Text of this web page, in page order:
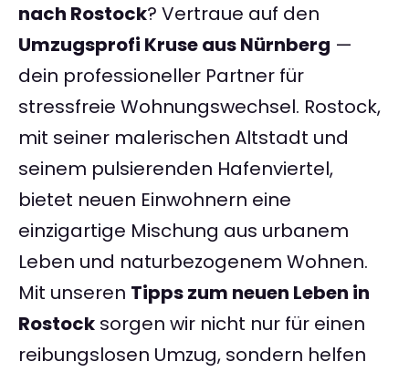
nach Rostock? Vertraue auf den
Umzugsprofi Kruse aus Nürnberg —
dein professioneller Partner für
stressfreie Wohnungswechsel. Rostock,
mit seiner malerischen Altstadt und
seinem pulsierenden Hafenviertel,
bietet neuen Einwohnern eine
einzigartige Mischung aus urbanem
Leben und naturbezogenem Wohnen.
Mit unseren Tipps zum neuen Leben in
Rostock sorgen wir nicht nur für einen
reibungslosen Umzug, sondern helfen